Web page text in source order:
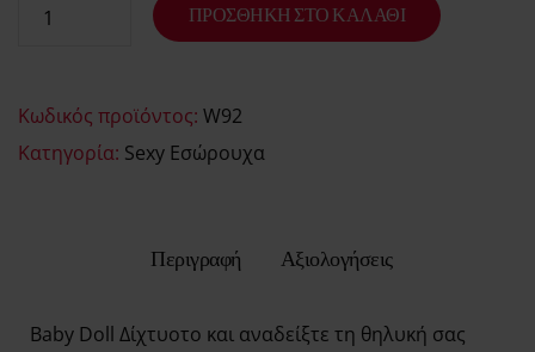
ΠΡΟΣΘΉΚΗ ΣΤΟ ΚΑΛΆΘΙ
Κωδικός προϊόντος: W92
Κατηγορία: Sexy Εσώρουχα
Περιγραφή Αξιολογήσεις
Baby Doll Δίχτυοτο και αναδείξτε τη θηλυκή σας